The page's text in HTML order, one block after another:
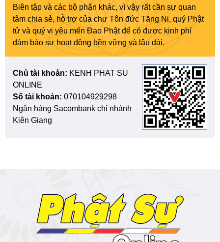
Biên tập và các bộ phận khác, vì vậy rất cần sự quan
tâm chia sẻ, hỗ trợ của chư Tôn đức Tăng Ni, quý Phật
tử và quý vị yêu mến Đạo Phật để có được kinh phí
đảm bảo sự hoạt động bền vững và lâu dài.
Chủ tài khoản: KENH PHAT SU
ONLINE
Số tài khoản: 070104929298
Ngân hàng Sacombank chi nhánh
Kiên Giang